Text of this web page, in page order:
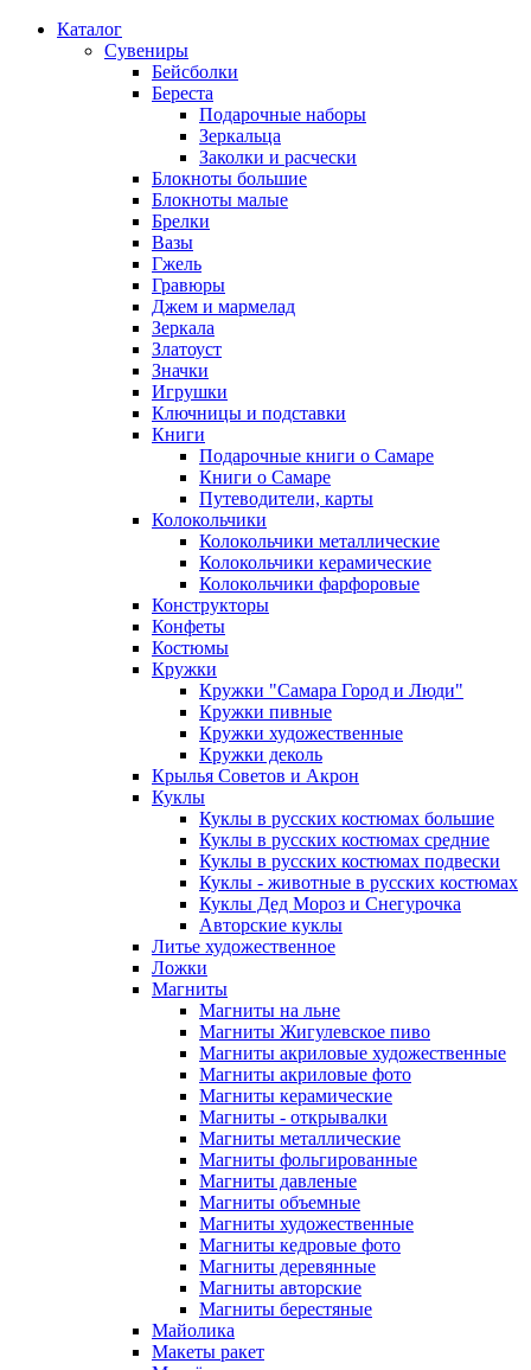
Каталог
Сувениры
Бейсболки
Береста
Подарочные наборы
Зеркальца
Заколки и расчески
Блокноты большие
Блокноты малые
Брелки
Вазы
Гжель
Гравюры
Джем и мармелад
Зеркала
Златоуст
Значки
Игрушки
Ключницы и подставки
Книги
Подарочные книги о Самаре
Книги о Самаре
Путеводители, карты
Колокольчики
Колокольчики металлические
Колокольчики керамические
Колокольчики фарфоровые
Конструкторы
Конфеты
Костюмы
Кружки
Кружки "Самара Город и Люди"
Кружки пивные
Кружки художественные
Кружки деколь
Крылья Советов и Акрон
Куклы
Куклы в русских костюмах большие
Куклы в русских костюмах средние
Куклы в русских костюмах подвески
Куклы - животные в русских костюмах
Куклы Дед Мороз и Снегурочка
Авторские куклы
Литье художественное
Ложки
Магниты
Магниты на льне
Магниты Жигулевское пиво
Магниты акриловые художественные
Магниты акриловые фото
Магниты керамические
Магниты - открывалки
Магниты металлические
Магниты фольгированные
Магниты давленые
Магниты объемные
Магниты художественные
Магниты кедровые фото
Магниты деревянные
Магниты авторские
Магниты берестяные
Майолика
Макеты ракет